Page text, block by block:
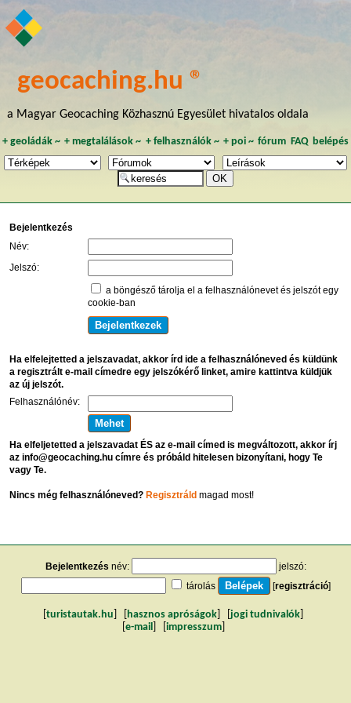
geocaching.hu ®
a Magyar Geocaching Közhasznú Egyesület hivatalos oldala
+ geoládák~ +megtalálások ~ + felhasználók~ + poi~ fórum FAQ belépés
Bejelentkezés
Név:
Jelszó:
a böngésző tárolja el a felhasználónevet és jelszót egy
cookie-ban
Ha elfelejtetted a jelszavadat, akkor írd ide a felhasználóneved és küldünk
a regisztrált e-mail címedre egy jelszókérő linket, amire kattintva küldjük
az új jelszót.
Felhasználónév:
Ha elfeljetetted a jelszavadat ÉS az e-mail címed is megváltozott, akkor írj
az info@geocaching.hu címre és próbáld hitelesen bizonyítani, hogy Te
vagy Te.
Nincs még felhasználóneved? Regisztráldmagad most!
Bejelentkezés név:
jelszó:
tárolás
[regisztráció]
turistautak.hu hasznos apróságok jogi tudnivalók
e-mail impresszum]